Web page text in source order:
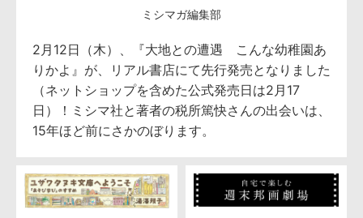
ミシマガ編集部
2月12日（木）、『大地との遭遇 こんな幼稚園あ
りかよ』が、リアル書店にて先行発売となりました
（ネットショップを含めた公式発売日は2月17
日）！ミシマ社と著者の税所篤快さんの出会いは、
15年ほど前にさかのぼります。